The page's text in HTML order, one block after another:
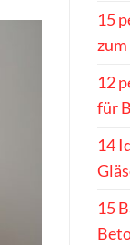
15
12
für
14
15